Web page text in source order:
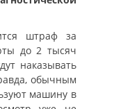
штраф за
до 2 тысяч
наказывать
обычным
машину в